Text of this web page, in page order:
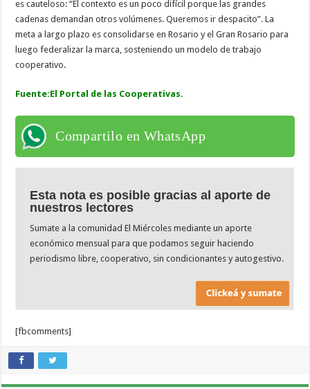
es cauteloso: “El contexto es un poco difícil porque las grandes
cadenas demandan otros volúmenes. Queremos ir despacito”. La
meta a largo plazo es consolidarse en Rosario y el Gran Rosario para
luego federalizar la marca, sosteniendo un modelo de trabajo
cooperativo.
Fuente:El Portal de las Cooperativas.
Compartilo en WhatsApp
Esta nota es posible gracias al aporte de
nuestros lectores
Sumate a la comunidad El Miércoles mediante un aporte
económico mensual para que podamos seguir haciendo
periodismo libre, cooperativo, sin condicionantes y autogestivo.
[fbcomments]